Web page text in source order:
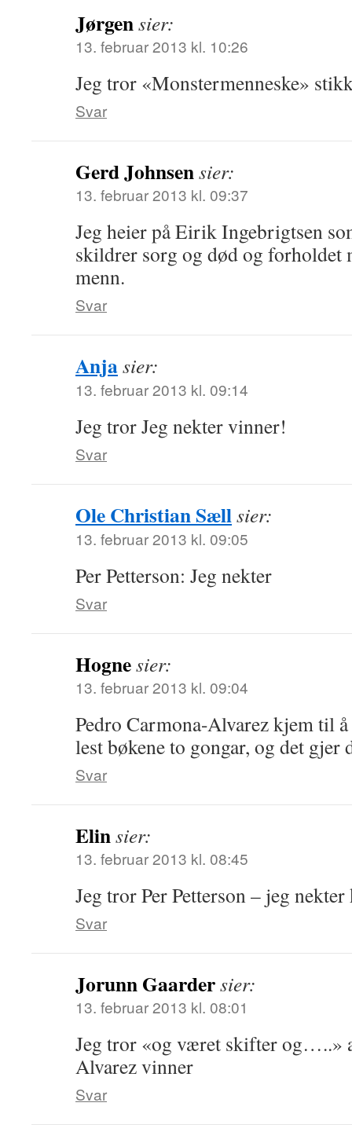
Jørgensier:
13. februar 2013 kl. 10:26
Jeg tror «Monstermenneske»
Svar
Gerd Johnsensier:
13. februar 2013 kl. 09:37
Jeg heier på Eirik Ingebrigtsen
skildrer sorg og død og forholdet
menn.
Svar
Anjasier:
13. februar 2013 kl. 09:14
Jeg tror Jeg nekter vinner!
Svar
Ole Christian Sællsier:
13. februar 2013 kl. 09:05
Per Petterson: Jeg nekter
Svar
Hognesier:
13. februar 2013 kl. 09:04
Pedro Carmona-Alvarez kjem til
lest bøkene to gongar, og det gjer
Svar
Elinsier:
13. februar 2013 kl. 08:45
Jeg tror Per Petterson – jeg
Svar
Jorunn Gaardersier:
13. februar 2013 kl. 08:01
Jeg tror «og været skifter og…..»
Alvarez vinner
Svar